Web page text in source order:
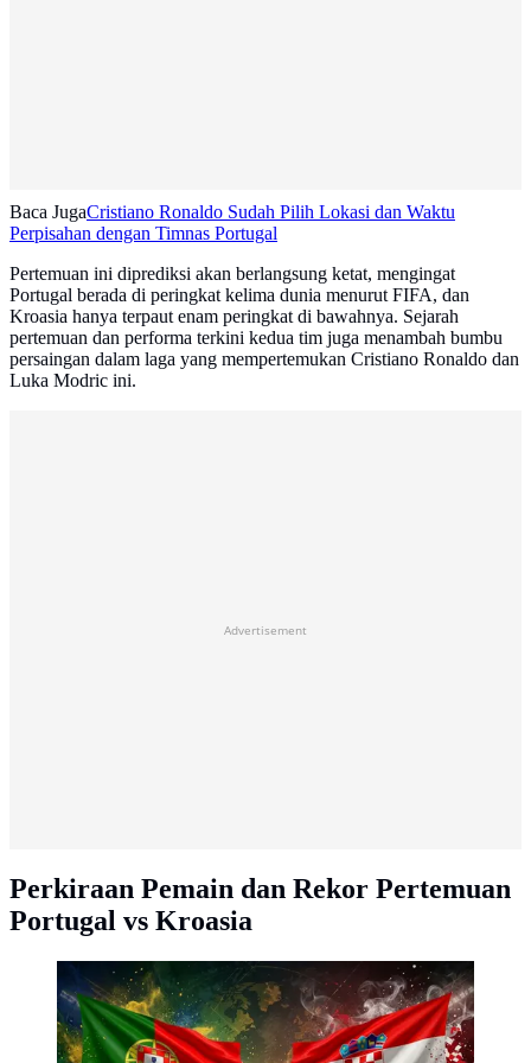
Baca JugaCristiano Ronaldo Sudah Pilih Lokasi dan Waktu
Perpisahan dengan Timnas Portugal
Pertemuan ini diprediksi akan berlangsung ketat, mengingat
Portugal berada di peringkat kelima dunia menurut FIFA, dan
Kroasia hanya terpaut enam peringkat di bawahnya. Sejarah
pertemuan dan performa terkini kedua tim juga menambah bumbu
persaingan dalam laga yang mempertemukan Cristiano Ronaldo dan
Luka Modric ini.
Advertisement
Perkiraan Pemain dan Rekor Pertemuan
Portugal vs Kroasia
Ilustrasi Portugal Vs Kroasia di 32 besar Piala Dunia
2026. (Dok. Bola.com by AI)